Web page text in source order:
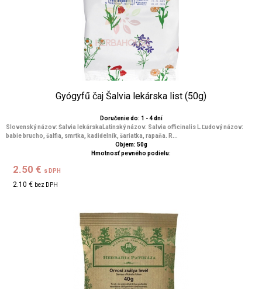
Gyógyfű čaj Šalvia lekárska list (50g)
Doručenie do: 1 - 4 dní
Slovenský názov: Šalvia lekárskaLatinský názov: Salvia officinalis L.Ľudový názov:
babie brucho, šalfia, smrtka, kadidelník, šariatka, rapaňa. R...
Objem: 50g
Hmotnosť pevného podielu:
2.50 € s DPH
2.10 € bez DPH